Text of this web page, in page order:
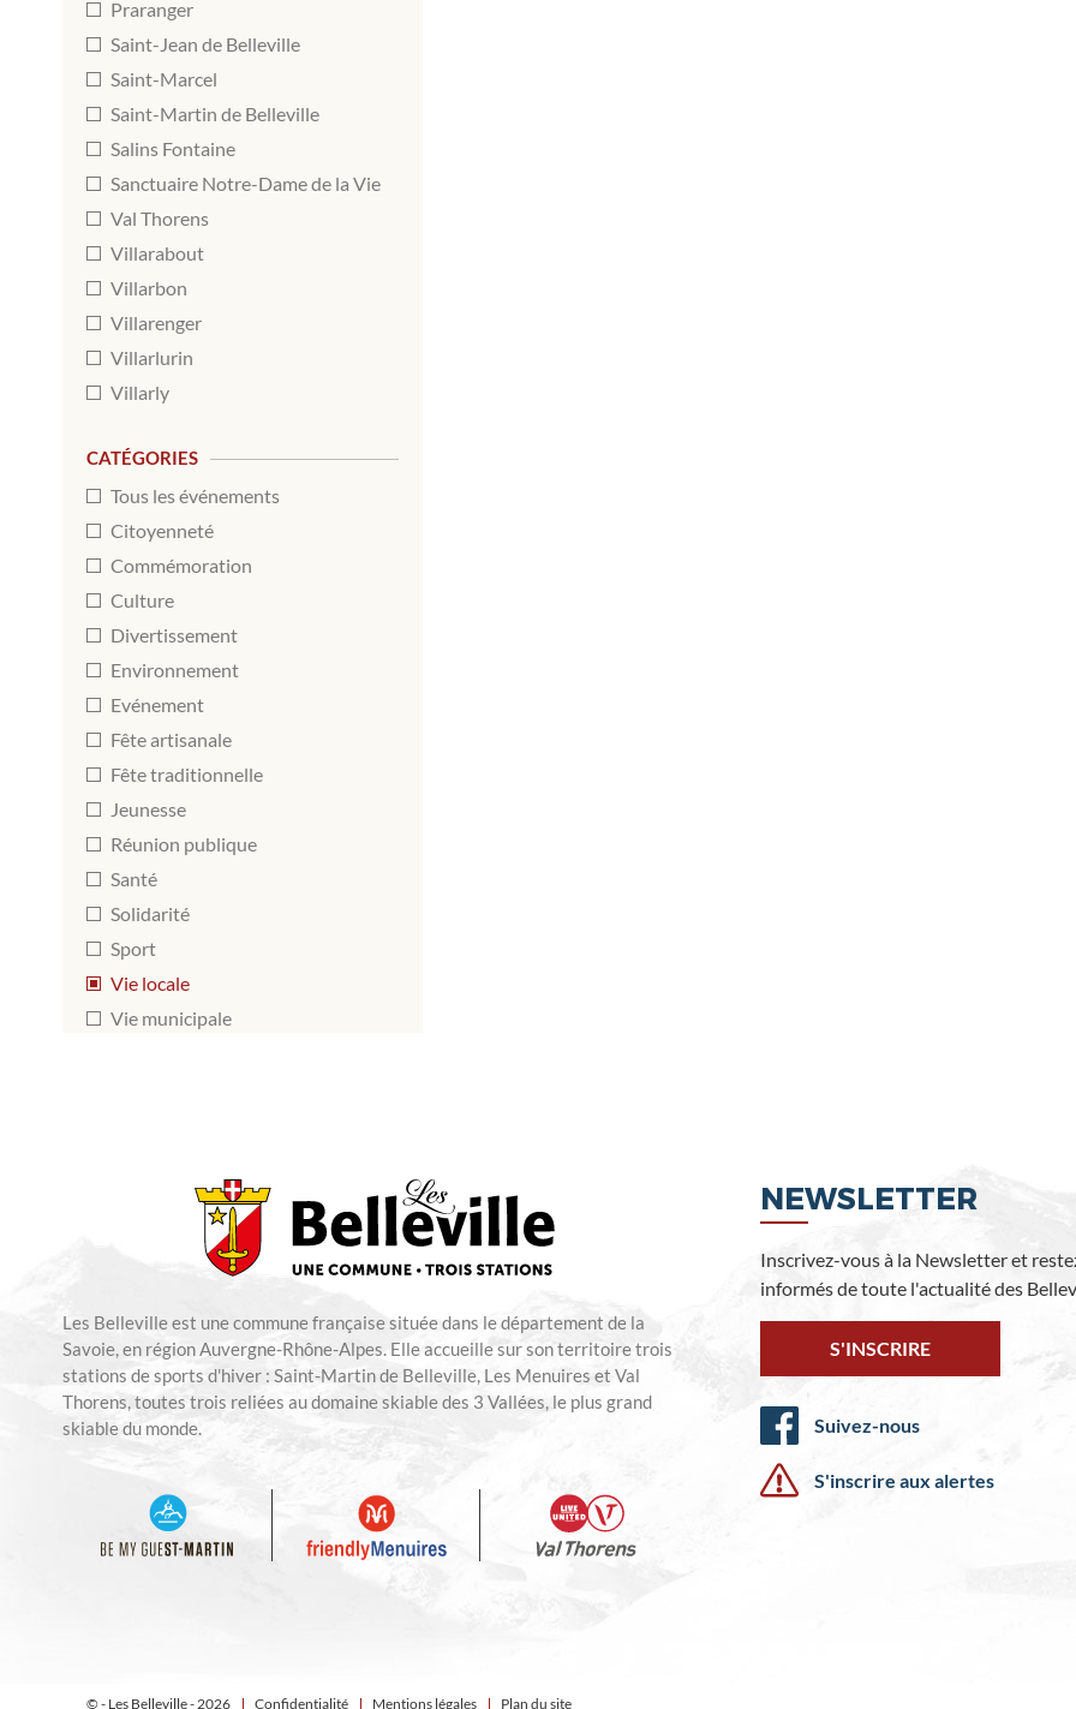
Praranger
Saint-Jean de Belleville
Saint-Marcel
Saint-Martin de Belleville
Salins Fontaine
Sanctuaire Notre-Dame de la Vie
Val Thorens
Villarabout
Villarbon
Villarenger
Villarlurin
Villarly
CATÉGORIES
Tous les événements
Citoyenneté
Commémoration
Culture
Divertissement
Environnement
Evénement
Fête artisanale
Fête traditionnelle
Jeunesse
Réunion publique
Santé
Solidarité
Sport
Vie locale
Vie municipale
Les Belleville est une commune française située dans le département de la
Savoie, en région Auvergne-Rhône-Alpes. Elle accueille sur son territoire trois
stations de sports d'hiver : Saint-Martin de Belleville, Les Menuires et Val
Thorens, toutes trois reliées au domaine skiable des 3 Vallées, le plus grand
skiable du monde.
NEWSLETTER
Inscrivez-vous à la Newsletter et
informés de toute l'actualité des
S'INSCRIRE
Suivez-nous
S'inscrire aux alertes
© - Les Belleville - 2026 Confidentialité Mentions légales Plan du site